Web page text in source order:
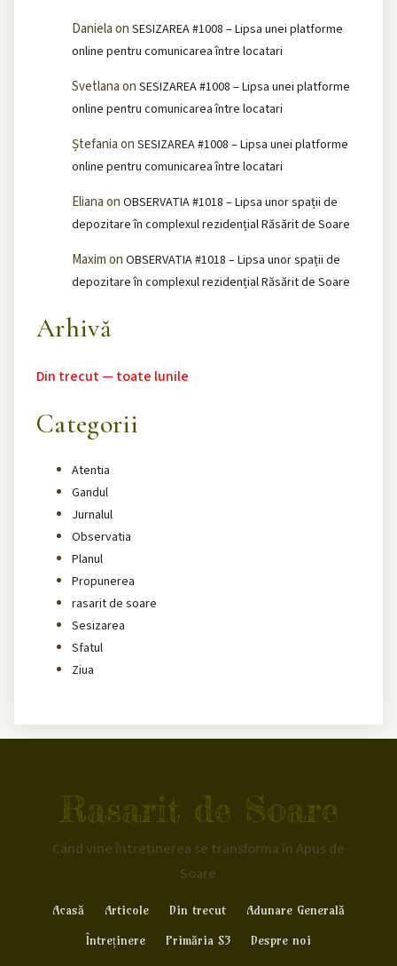
Danielaon SESIZAREA #1008 – Lipsa unei platforme
online pentru comunicarea între locatari
Svetlanaon SESIZAREA #1008 – Lipsa unei platforme
online pentru comunicarea între locatari
Ștefaniaon SESIZAREA #1008 – Lipsa unei platforme
online pentru comunicarea între locatari
Elianaon OBSERVATIA #1018 – Lipsa unor spații de
depozitare în complexul rezidențial Răsărit de Soare
Maximon OBSERVATIA #1018 – Lipsa unor spații de
depozitare în complexul rezidențial Răsărit de Soare
Arhivă
Din trecut — toate lunile
Categorii
Atentia
Gandul
Jurnalul
Observatia
Planul
Propunerea
rasarit de soare
Sesizarea
Sfatul
Ziua
Rasarit de Soare
Când vine întreținerea se transforma în Apus de
Soare
Acasă Articole Din trecut
Adunare Generală
Întreținere
Primăria S3 Despre noi